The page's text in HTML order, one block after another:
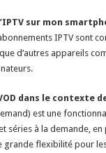
sur mon
IPTV sont
d’autres appareils
dans le contexte
est une
séries à la demande, en
grande flexibilité pour